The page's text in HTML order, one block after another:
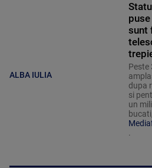
ALBA IULIA
sunt
Peste
dupa
si
un
.